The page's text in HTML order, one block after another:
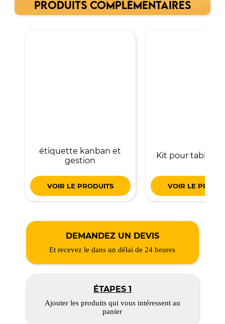
PRODUITS COMPLÉMENTAIRES
étiquette kanban et
gestion
VOIR LE PRODUITS
Kit pour tableau
VOIR LE
DEMANDEZ UN DEVIS
Et recevez le dans un délai de 24 heures
ÉTAPES 1
Ajouter les produits qui vous intéressent au
panier